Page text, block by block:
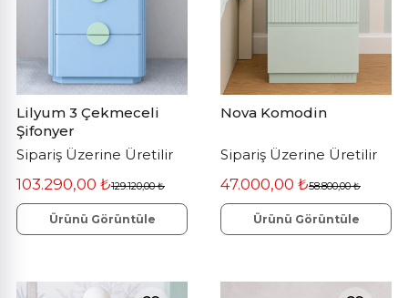
Lilyum 3 Çekmeceli
Şifonyer
Sipariş Üzerine Üretilir
103.290,00 ₺129.120,00 ₺
Ürünü Görüntüle
Nova Komodin
Sipariş Üzerine Üretilir
47.000,00 ₺58.800,00 ₺
Ürünü Görüntüle